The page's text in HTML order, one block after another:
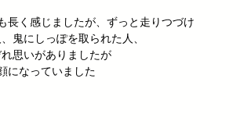
長く感じましたが、ずっと走りつづけ
鬼にしっぽを取られた人、
思いがありましたが
になっていました